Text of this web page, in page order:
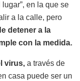
en la que se
a la calle, pero
detener a la
con la medida.
virus, a través de
casa puede ser un